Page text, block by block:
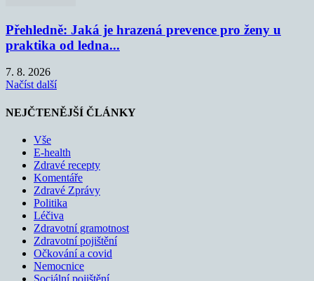
Přehledně: Jaká je hrazená prevence pro ženy u
praktika od ledna...
7. 8. 2026
Načíst další
NEJČTENĚJŠÍ ČLÁNKY
Vše
E-health
Zdravé recepty
Komentáře
Zdravé Zprávy
Politika
Léčiva
Zdravotní gramotnost
Zdravotní pojištění
Očkování a covid
Nemocnice
Sociální pojištění